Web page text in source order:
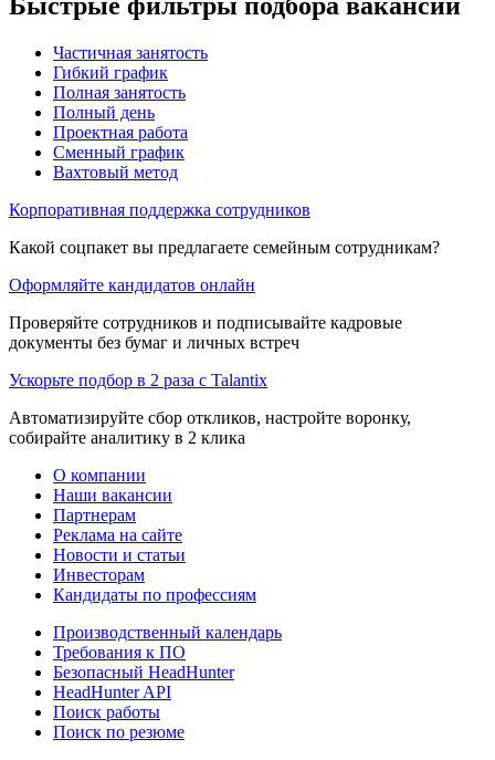
Частичная занятость
Гибкий график
Полная занятость
Полный день
Проектная работа
Сменный график
Вахтовый метод
Корпоративная поддержка сотрудников
Какой соцпакет вы предлагаете семейным сотрудникам?
Оформляйте кандидатов онлайн
Проверяйте сотрудников и подписывайте кадровые
документы без бумаг и личных встреч
Ускорьте подбор в 2 раза с Talantix
Автоматизируйте сбор откликов, настройте воронку,
собирайте аналитику в 2 клика
О компании
Наши вакансии
Партнерам
Реклама на сайте
Новости и статьи
Инвесторам
Кандидаты по профессиям
Производственный календарь
Требования к ПО
Безопасный HeadHunter
HeadHunter API
Поиск работы
Поиск по резюме